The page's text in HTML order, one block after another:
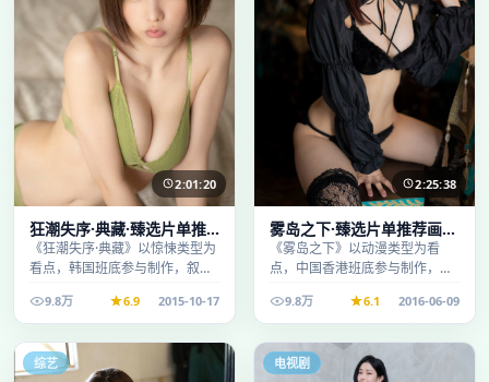
2:01:20
狂潮失序·典藏·臻选片单推
荐画质清晰观看流畅
《狂潮失序·典藏》以惊悚类型为
看点，韩国班底参与制作，叙事
观看。
9.8万 6.9 2015-10-17
2:25:38
雾岛之下·臻选片单推荐画质
清晰观看流畅
《雾岛之下》以动漫类型为看
点，中国香港班底参与制作，叙
段观看。
9.8万 6.1 2016-06-09
综艺 电视剧